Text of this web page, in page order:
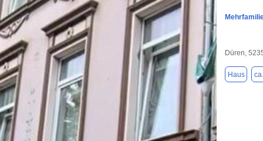
Düren,
Haus